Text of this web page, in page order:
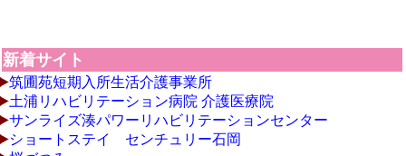
新着サイト
筑圃苑短期入所生活介護事業所
土浦リハビリテーション病院 介護医療院
サンライズ湊パワーリハビリテーションセンター
ショートステイ センチュリー石岡